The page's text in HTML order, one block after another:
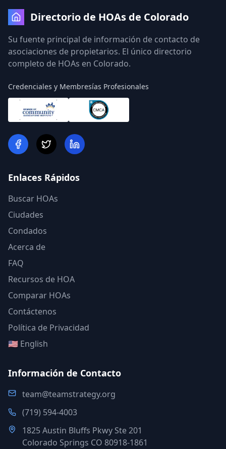
Directorio de HOAs de Colorado
Su fuente principal de información de contacto de
asociaciones de propietarios. El único directorio
completo de HOAs en Colorado.
Credenciales y Membresías Profesionales
Enlaces Rápidos
Buscar HOAs
Ciudades
Condados
Acerca de
FAQ
Recursos de HOA
Comparar HOAs
Contáctenos
Política de Privacidad
🇺🇸 English
Información de Contacto
team@teamstrategy.org
(719) 594-4003
1825 Austin Bluffs Pkwy Ste 201
Colorado Springs CO 80918-1861